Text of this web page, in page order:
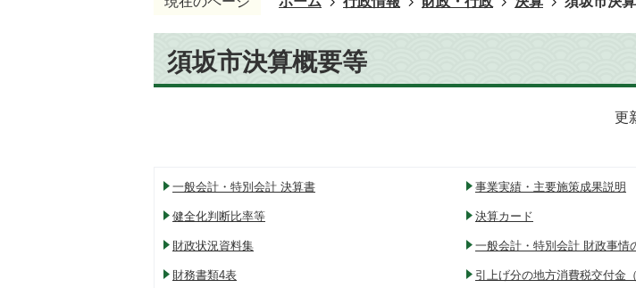
須坂市決算概要等
更
一般会計・特別会計 決算書 事業実績・主要施策成果説明
健全化判断比率等 決算カード
財政状況資料集 一般会計・特別会計 財政事情
財務書類4表
引上げ分の地方消費税交付金